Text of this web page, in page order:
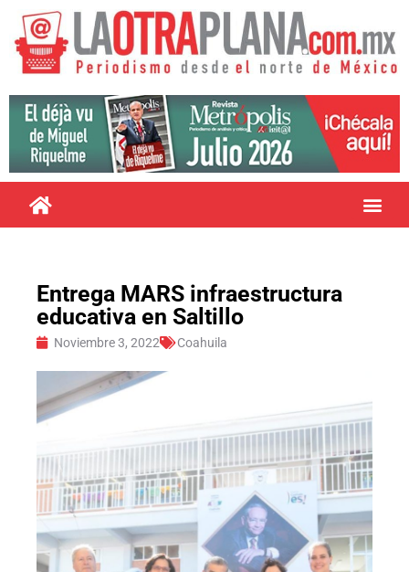
Entrega MARS infraestructura
educativa en Saltillo
Noviembre 3, 2022 Coahuila